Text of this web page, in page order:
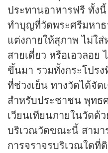
ประทานอาหารฟรี ทั้ง
ทำบุญที่วัดพระศรีมหา
แต่งกายให้สุภาพ ไม่ใ
สายเดี่ยว หรือเอวลอย
ขึ้นมา รวมทั้งกระโปร
ที่ช่วงเย็น ทางวัดได้จัด
สำหรับประชาชน พุทธ
เวียนเทียนภายในวัดด้
บริเวณวัดขณะนี้ สามา
การจราจรบริเวณใดที่